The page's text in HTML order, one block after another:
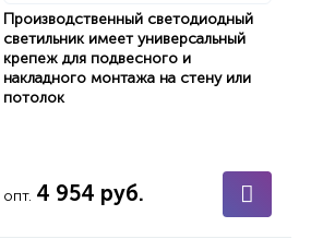
Производственный светодиодный
светильник имеет универсальный
крепеж для подвесного и
накладного монтажа на стену или
потолок
опт. 4 954 руб.